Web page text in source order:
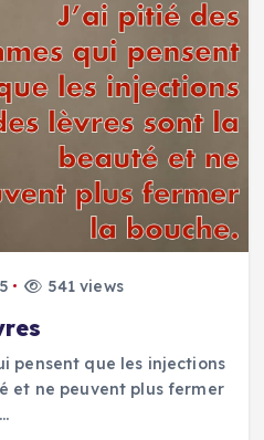
541 views
pensent que les injections
et ne peuvent plus fermer